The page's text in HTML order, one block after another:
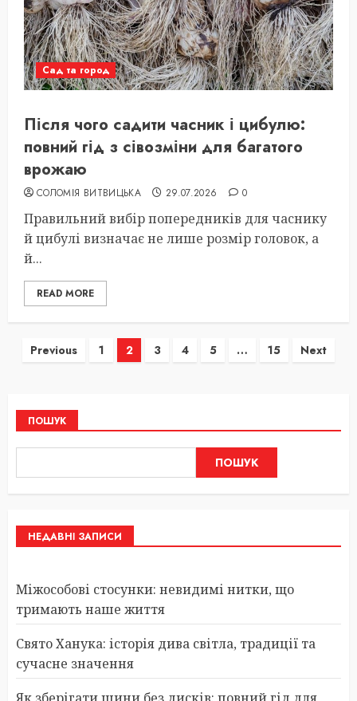
Сад та город
Після чого садити часник і цибулю:
повний гід з сівозміни для багатого
врожаю
СОЛОМІЯ ВИТВИЦЬКА 29.07.2026 0
Правильний вибір попередників для часнику
й цибулі визначає не лише розмір головок, а
й...
READ MORE
Пагінація
Previous 1 2 3 4 5 … 15 Next
ПОШУК
ПОШУК
НЕДАВНІ ЗАПИСИ
Міжособові стосунки: невидимі нитки, що
тримають наше життя
Свято Ханука: історія дива світла, традиції та
сучасне значення